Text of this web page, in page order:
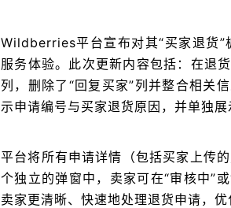
Wildberries平台宣布对其“买家退货
服务体验。此次更新内容包括：在退
列，删除了“回复买家”列并整合相关
示申请编号与买家退货原因，并单独
平台将所有申请详情（包括买家上传
个独立的弹窗中，卖家可在“审核中”
卖家更清晰、快速地处理退货申请，